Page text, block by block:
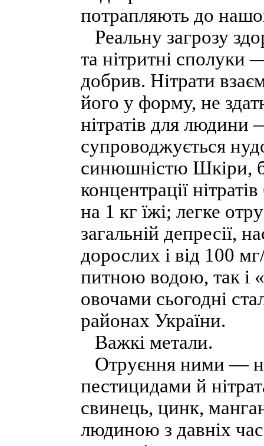
потрапляють до
Реальну загрозу
та нітритні сполуки
добрив. Нітрати
його у форму, не
нітратів для людини
супроводжується
синюшністю Шкіри,
концентрації
на 1 кг їжі; легке
загальній депресії,
дорослих і від 100
питною водою, так і
овочами сьогодні
районах України.
Важкі метали.
Отруєння ними — на
пестицидами й
свинець, цинк,
людиною з давніх